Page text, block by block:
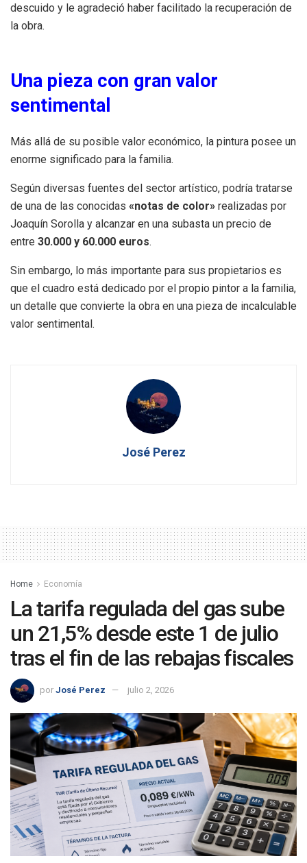
descuido y le agradeció haber facilitado la recuperación de
la obra.
Una pieza con gran valor
sentimental
Más allá de su posible valor económico, la pintura posee un
enorme significado para la familia.
Según diversas fuentes del sector artístico, podría tratarse
de una de las conocidas «notas de color» realizadas por
Joaquín Sorolla y alcanzar en una subasta un precio de
entre 30.000 y 60.000 euros.
Sin embargo, lo más importante para sus propietarios es
que el cuadro está dedicado por el propio pintor a la familia,
un detalle que convierte la obra en una pieza de incalculable
valor sentimental.
José Perez
Home Economía
La tarifa regulada del gas sube
un 21,5% desde este 1 de julio
tras el fin de las rebajas fiscales
por José Perez julio 2, 2026